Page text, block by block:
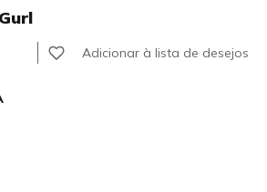
do clienteAdicionar à lista de desejos